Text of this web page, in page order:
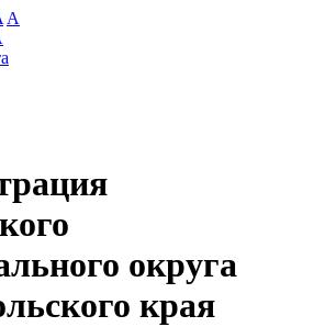
A
округа
края